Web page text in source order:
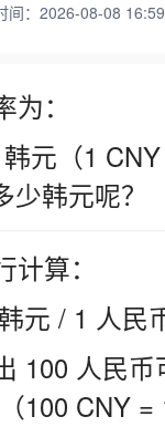
间：2026-08-08
：
元（1
韩元呢？
算：
元 / 1 人民
100 人民
100 CNY =